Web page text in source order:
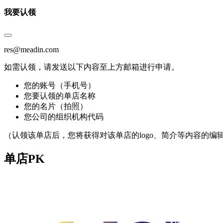
我要认领
res@meadin.com
如需认领，请发送以下内容至上方邮箱进行申请。
您的账号（手机号）
您要认领的单店名称
您的名片（拍照）
您公司的组织机构代码
（认领该单店后，您将获得对该单店的logo、简介等内容的编
单店PK